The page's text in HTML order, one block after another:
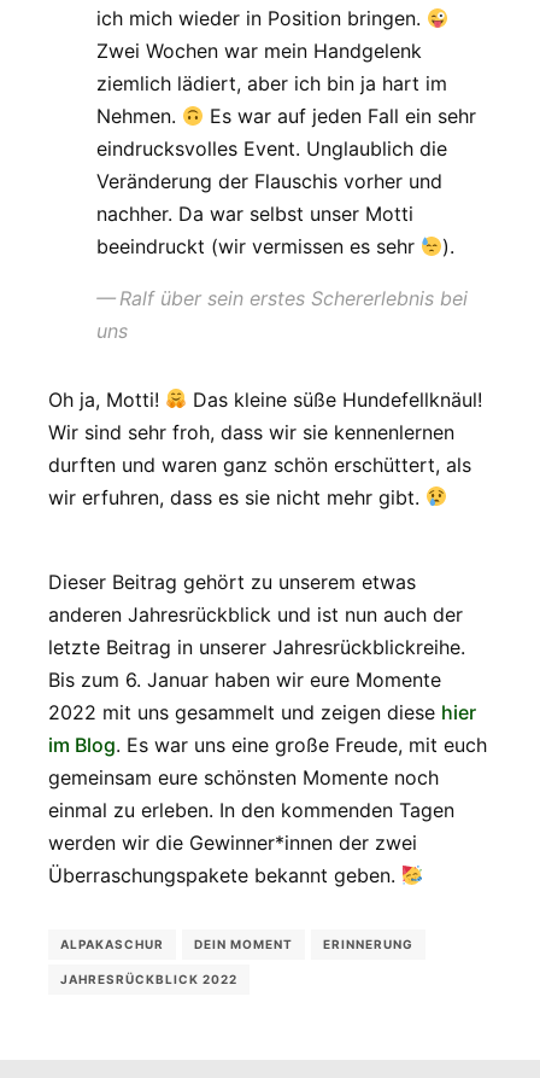
ich mich wieder in Position bringen.
Zwei Wochen war mein Handgelenk
ziemlich lädiert, aber ich bin ja hart im
Nehmen.
Es war auf jeden Fall ein sehr
eindrucksvolles Event. Unglaublich die
Veränderung der Flauschis vorher und
nachher. Da war selbst unser Motti
beeindruckt (wir vermissen es sehr
).
Ralf über sein erstes Schererlebnis bei
uns
Oh ja, Motti!
Das kleine süße Hundefellknäul!
Wir sind sehr froh, dass wir sie kennenlernen
durften und waren ganz schön erschüttert, als
wir erfuhren, dass es sie nicht mehr gibt.
Dieser Beitrag gehört zu unserem etwas
anderen Jahresrückblick und ist nun auch der
letzte Beitrag in unserer Jahresrückblickreihe.
Bis zum 6. Januar haben wir eure Momente
2022 mit uns gesammelt und zeigen diese hier
im Blog. Es war uns eine große Freude, mit euch
gemeinsam eure schönsten Momente noch
einmal zu erleben. In den kommenden Tagen
werden wir die Gewinner*innen der zwei
Überraschungspakete bekannt geben.
ALPAKASCHUR DEIN MOMENT ERINNERUNG
JAHRESRÜCKBLICK 2022